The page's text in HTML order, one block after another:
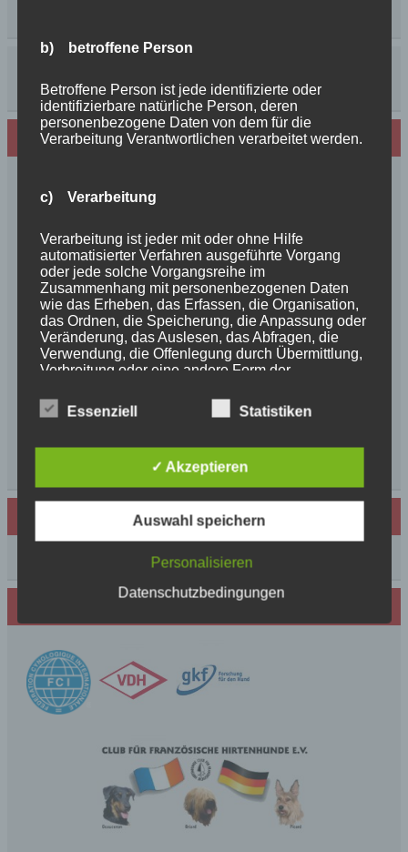
Neues von den Turmschurken
Schurkenfamilien und Freunden
Unsere Feenkinder haben alle verzaubert
News++News++News++Unsere Feenkinder sind
geboren++
++NEWS++NEWS++NEWS++Wir sind
schwanger++
So schön, die Freundschaften der Schurkeneltern
Innigkeit, oder wahre Liebe
Unsere schöne BenBenkinder schicken
Urlaubsgrüße
++News++News++News++
Wir sind Mitglied in folgenden Verbänden:
b) betroffene Person
Betroffene Person ist jede identifizierte oder
identifizierbare natürliche Person, deren
personenbezogene Daten von dem für die
Verarbeitung Verantwortlichen verarbeitet werden.
c) Verarbeitung
Verarbeitung ist jeder mit oder ohne Hilfe
automatisierter Verfahren ausgeführte Vorgang
oder jede solche Vorgangsreihe im
Zusammenhang mit personenbezogenen Daten
wie das Erheben, das Erfassen, die Organisation,
das Ordnen, die Speicherung, die Anpassung oder
Veränderung, das Auslesen, das Abfragen, die
Verwendung, die Offenlegung durch Übermittlung,
Verbreitung oder eine andere Form der
die Einschränkung, das Löschen oder die
Vernichtung.
d) Einschränkung der Verarbeitung
Einschränkung der Verarbeitung ist die Markierung
Profiling ist jede Art der automatisierten
Verarbeitung personenbezogener Daten, die darin
besteht, dass diese personenbezogenen Daten
verwendet werden, um bestimmte persönliche
Aspekte, die sich auf eine natürliche Person
bezüglich Arbeitsleistung, wirtschaftlicher Lage,
Gesundheit, persönlicher Vorlieben, Interessen,
Zuverlässigkeit, Verhalten, Aufenthaltsort oder
Ortswechsel dieser natürlichen Person zu
analysieren oder vorherzusagen.
Essenziell Statistiken
✓ Akzeptieren
Auswahl speichern
Personalisieren
Datenschutzbedingungen